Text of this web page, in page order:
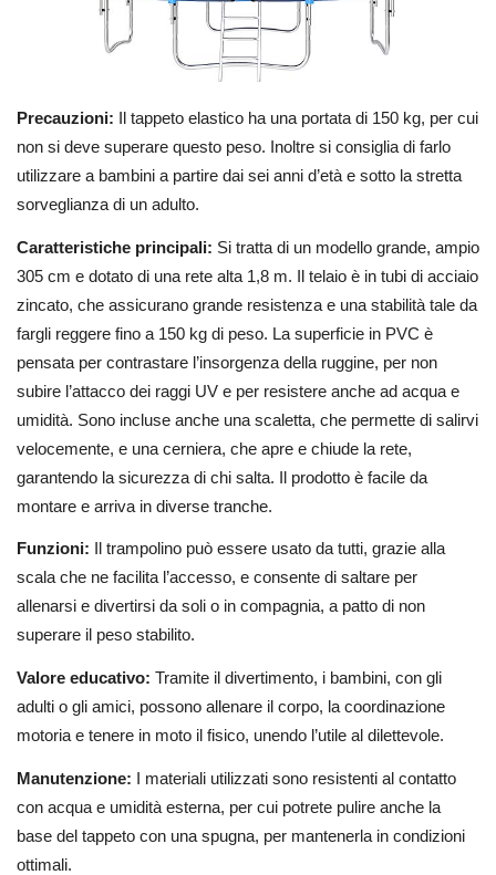
Precauzioni: Il tappeto elastico ha una portata di 150 kg, per cui
non si deve superare questo peso. Inoltre si consiglia di farlo
utilizzare a bambini a partire dai sei anni d’età e sotto la stretta
sorveglianza di un adulto.
Caratteristiche principali: Si tratta di un modello grande, ampio
305 cm e dotato di una rete alta 1,8 m. Il telaio è in tubi di acciaio
zincato, che assicurano grande resistenza e una stabilità tale da
fargli reggere fino a 150 kg di peso. La superficie in PVC è
pensata per contrastare l’insorgenza della ruggine, per non
subire l’attacco dei raggi UV e per resistere anche ad acqua e
umidità. Sono incluse anche una scaletta, che permette di salirvi
velocemente, e una cerniera, che apre e chiude la rete,
garantendo la sicurezza di chi salta. Il prodotto è facile da
montare e arriva in diverse tranche.
Funzioni: Il trampolino può essere usato da tutti, grazie alla
scala che ne facilita l’accesso, e consente di saltare per
allenarsi e divertirsi da soli o in compagnia, a patto di non
superare il peso stabilito.
Valore educativo: Tramite il divertimento, i bambini, con gli
adulti o gli amici, possono allenare il corpo, la coordinazione
motoria e tenere in moto il fisico, unendo l’utile al dilettevole.
Manutenzione: I materiali utilizzati sono resistenti al contatto
con acqua e umidità esterna, per cui potrete pulire anche la
base del tappeto con una spugna, per mantenerla in condizioni
ottimali.